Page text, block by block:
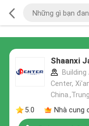
Shaanxi
Center,
5.0
Nhà cung